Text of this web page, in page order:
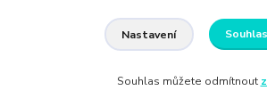
Vytvořeno na Eshop-
Nastavení
Souhlas můžete odmítnout